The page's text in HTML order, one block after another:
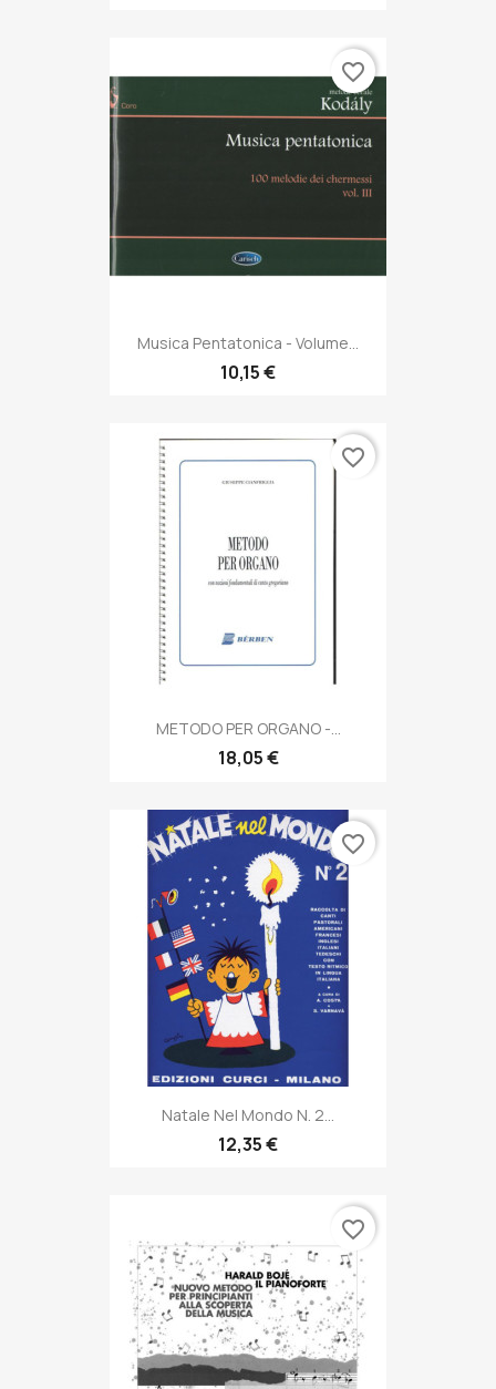
Musica Pentatonica - Volume...
10,15 €
favorite_border
METODO PER ORGANO -...
18,05 €
favorite_border
Natale Nel Mondo N. 2...
12,35 €
favorite_border
favorite_border